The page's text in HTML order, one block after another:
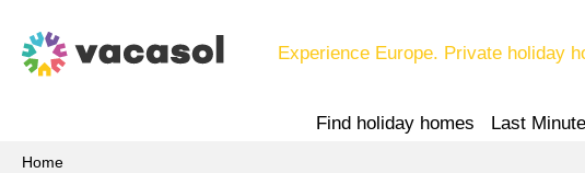
Experience Europe. Private holiday
Find holiday homes Last Minute
Home